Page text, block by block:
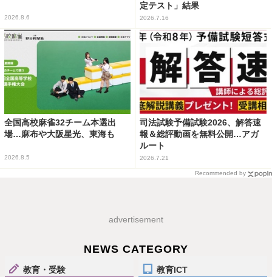
2026.8.6
定テスト」結果
2026.7.16
全国高校麻雀32チーム本選出
場…麻布や大阪星光、東海も
2026.8.5
司法試験予備試験2026、解答速
報＆総評動画を無料公開…アガ
ルート
2026.7.21
Recommended by
advertisement
NEWS CATEGORY
教育・受験 教育ICT